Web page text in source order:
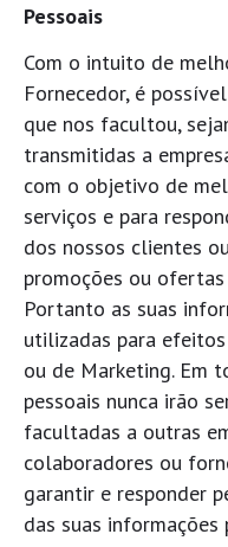
Pessoais
Com o intuito de
Fornecedor, é
que nos facultou,
transmitidas a
com o objetivo de
serviços e para
dos nossos clientes
promoções ou
Portanto as suas
utilizadas para
ou de Marketing. Em
pessoais nunca irão
facultadas a outras
colaboradores ou
garantir e responder
das suas informações